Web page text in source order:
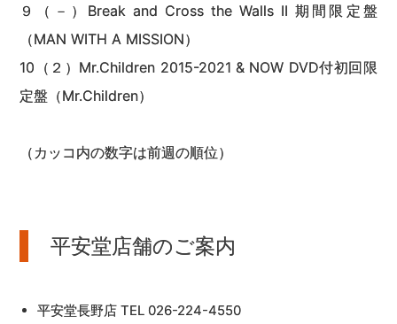
９（－）Break and Cross the Walls II 期間限定盤
（MAN WITH A MISSION）
10（２）Mr.Children 2015-2021 & NOW DVD付初回限
定盤（Mr.Children）
（カッコ内の数字は前週の順位）
平安堂店舗のご案内
平安堂長野店 TEL 026-224-4550